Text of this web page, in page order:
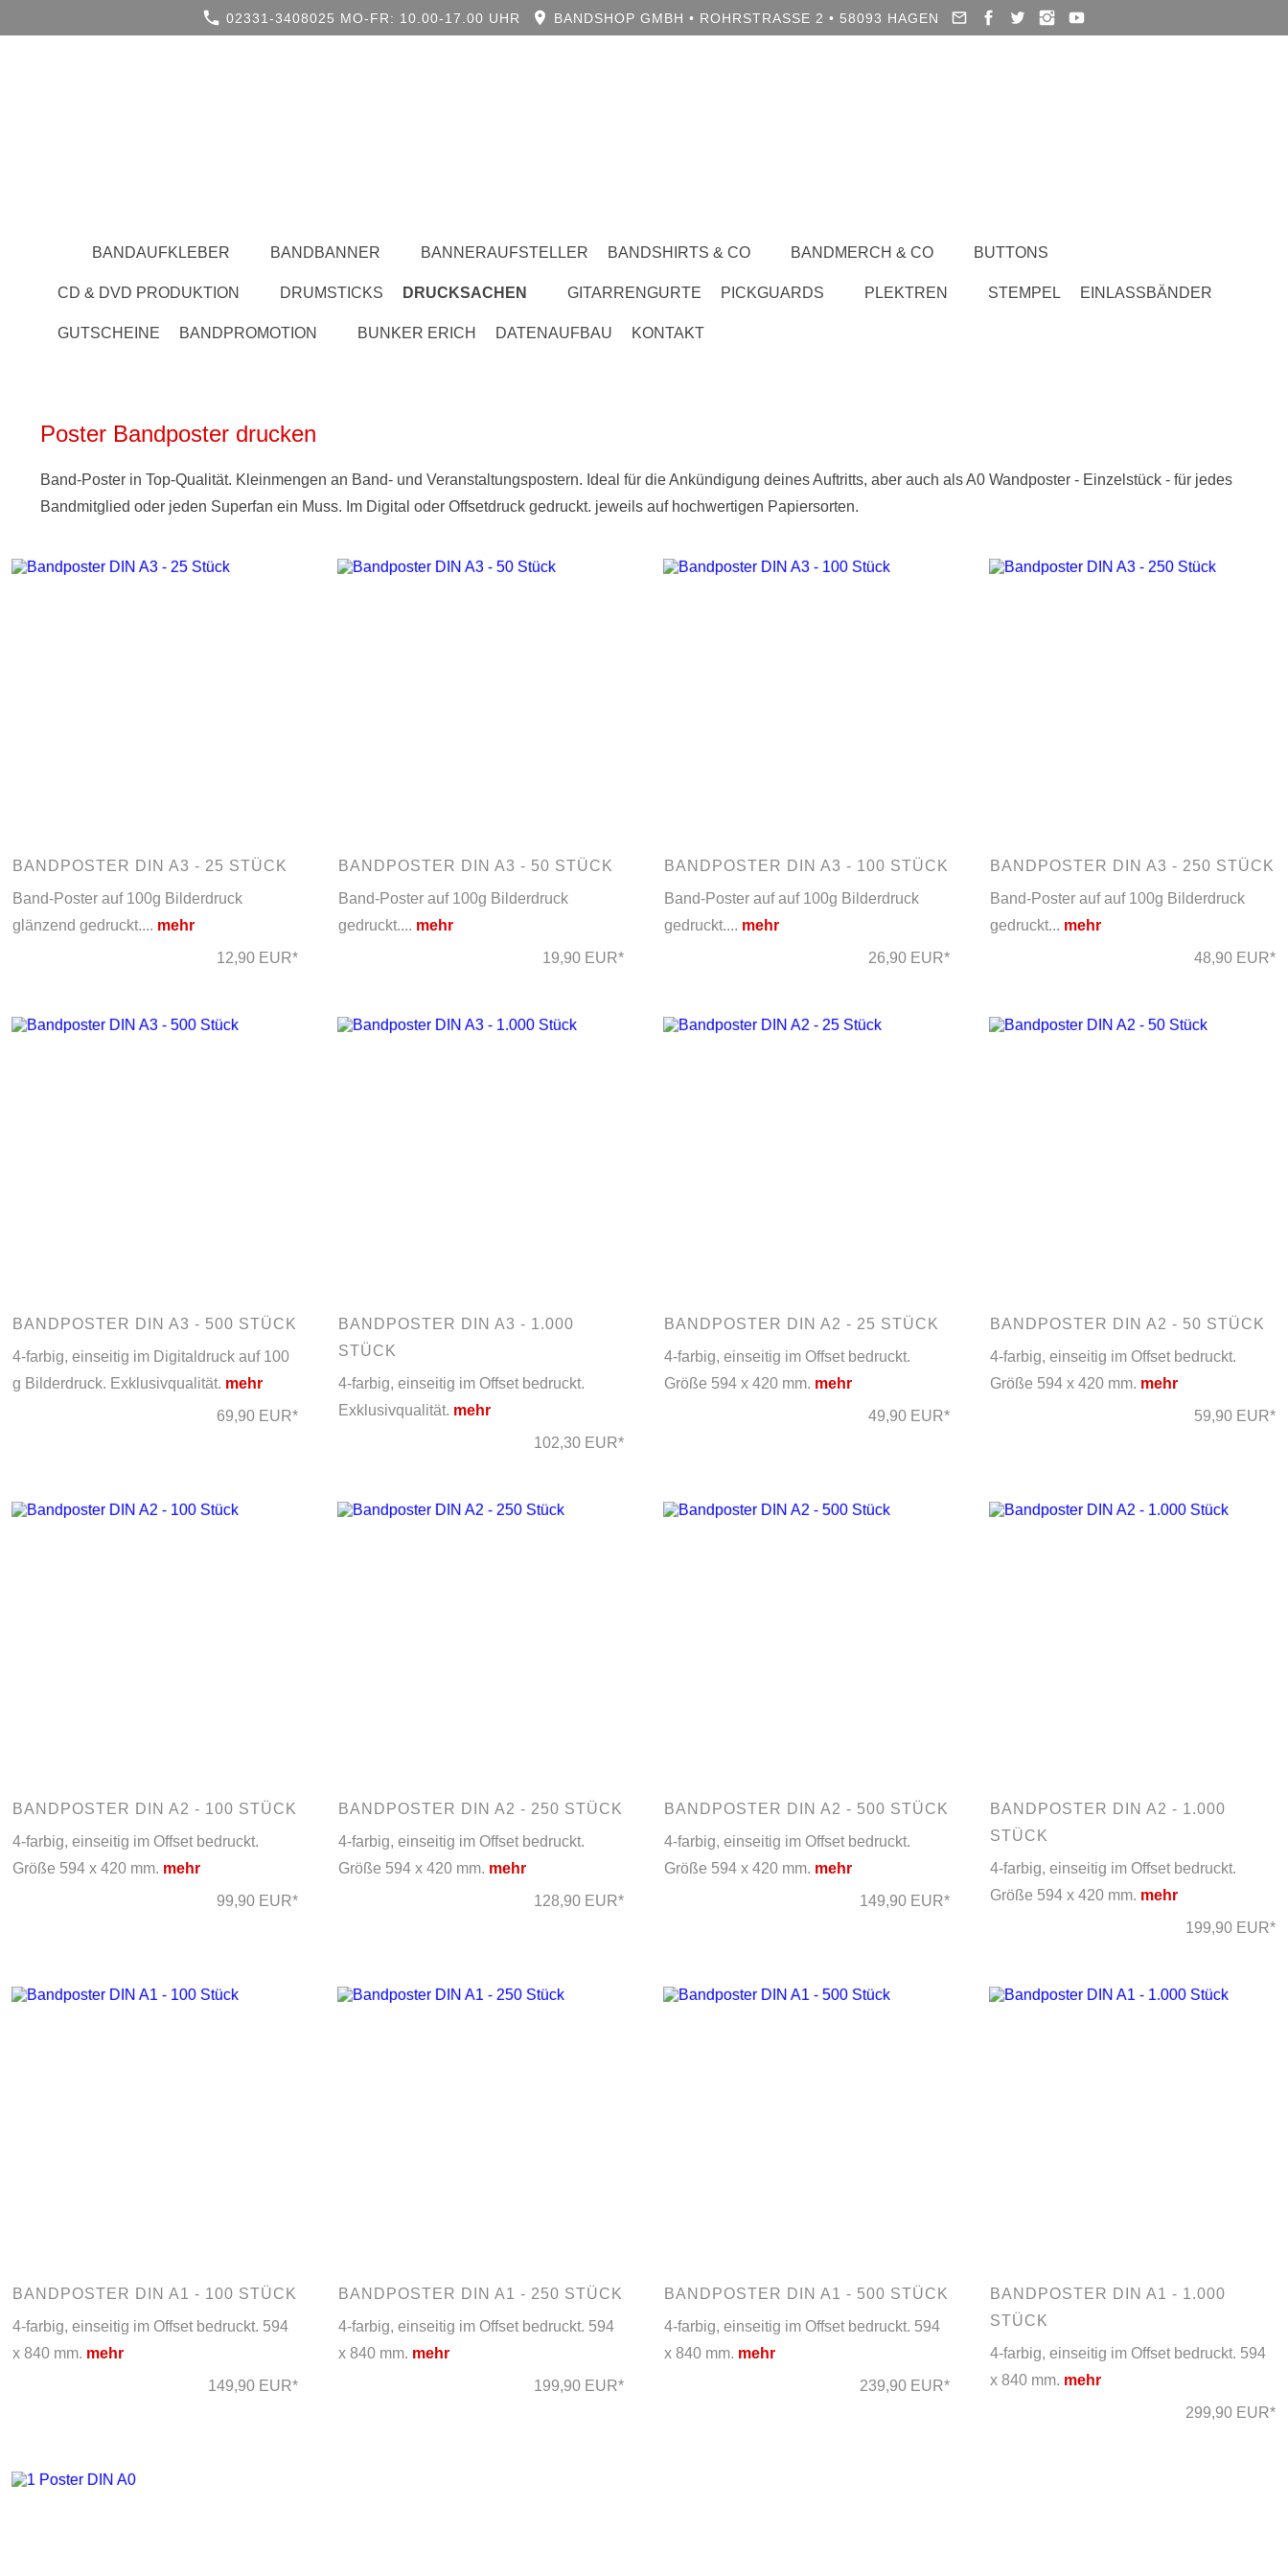
02331-3408025 MO-FR: 10.00-17.00 UHR BANDSHOP GMBH • ROHRSTRASSE 2 • 58093 HAGEN
BANDAUFKLEBER BANDBANNER BANNERAUFSTELLER BANDSHIRTS & CO BANDMERCH & CO BUTTONS
CD & DVD PRODUKTION DRUMSTICKS DRUCKSACHEN GITARRENGURTE PICKGUARDS PLEKTREN STEMPEL EINLASSBÄNDER
GUTSCHEINE BANDPROMOTION BUNKER ERICH DATENAUFBAU KONTAKT
Poster Bandposter drucken
Band-Poster in Top-Qualität. Kleinmengen an Band- und Veranstaltungspostern. Ideal für die Ankündigung deines Auftritts, aber auch als A0 Wandposter - Einzelstück - für jedes
Bandmitglied oder jeden Superfan ein Muss. Im Digital oder Offsetdruck gedruckt. jeweils auf hochwertigen Papiersorten.
BANDPOSTER DIN A3 - 25 STÜCK
Band-Poster auf 100g Bilderdruck
glänzend gedruckt.... mehr
12,90 EUR*
BANDPOSTER DIN A3 - 50 STÜCK
Band-Poster auf 100g Bilderdruck
gedruckt.... mehr
19,90 EUR*
BANDPOSTER DIN A3 - 100 STÜCK
Band-Poster auf auf 100g Bilderdruck
gedruckt.... mehr
26,90 EUR*
BANDPOSTER DIN A3 - 250 STÜCK
Band-Poster auf auf 100g Bilderdruck
gedruckt... mehr
48,90 EUR*
BANDPOSTER DIN A3 - 500 STÜCK
4-farbig, einseitig im Digitaldruck auf 100
g Bilderdruck. Exklusivqualität. mehr
69,90 EUR*
BANDPOSTER DIN A3 - 1.000
STÜCK
4-farbig, einseitig im Offset bedruckt.
Exklusivqualität. mehr
102,30 EUR*
BANDPOSTER DIN A2 - 25 STÜCK
4-farbig, einseitig im Offset bedruckt.
Größe 594 x 420 mm. mehr
49,90 EUR*
BANDPOSTER DIN A2 - 50 STÜCK
4-farbig, einseitig im Offset bedruckt.
Größe 594 x 420 mm. mehr
59,90 EUR*
BANDPOSTER DIN A2 - 100 STÜCK
4-farbig, einseitig im Offset bedruckt.
Größe 594 x 420 mm. mehr
99,90 EUR*
BANDPOSTER DIN A2 - 250 STÜCK
4-farbig, einseitig im Offset bedruckt.
Größe 594 x 420 mm. mehr
128,90 EUR*
BANDPOSTER DIN A2 - 500 STÜCK
4-farbig, einseitig im Offset bedruckt.
Größe 594 x 420 mm. mehr
149,90 EUR*
BANDPOSTER DIN A2 - 1.000
STÜCK
4-farbig, einseitig im Offset bedruckt.
Größe 594 x 420 mm. mehr
199,90 EUR*
BANDPOSTER DIN A1 - 100 STÜCK
4-farbig, einseitig im Offset bedruckt. 594
x 840 mm. mehr
149,90 EUR*
BANDPOSTER DIN A1 - 250 STÜCK
4-farbig, einseitig im Offset bedruckt. 594
x 840 mm. mehr
199,90 EUR*
BANDPOSTER DIN A1 - 500 STÜCK
4-farbig, einseitig im Offset bedruckt. 594
x 840 mm. mehr
239,90 EUR*
BANDPOSTER DIN A1 - 1.000
STÜCK
4-farbig, einseitig im Offset bedruckt. 594
x 840 mm. mehr
299,90 EUR*